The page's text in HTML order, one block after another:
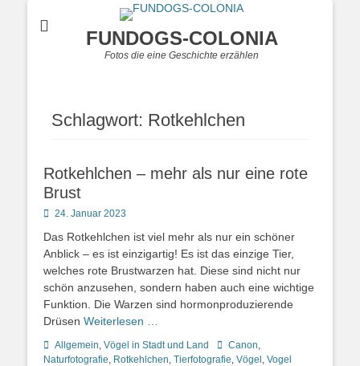
FUNDOGS-COLONIA
Fotos die eine Geschichte erzählen
Schlagwort: Rotkehlchen
Rotkehlchen – mehr als nur eine rote
Brust
Posted
24. Januar 2023
Das Rotkehlchen ist viel mehr als nur ein schöner
Anblick – es ist einzigartig! Es ist das einzige Tier,
welches rote Brustwarzen hat. Diese sind nicht nur
schön anzusehen, sondern haben auch eine wichtige
Funktion. Die Warzen sind hormonproduzierende
Drüsen Weiterlesen …
Kategorien
Allgemein, Vögel in Stadt und Land Schlagworte
Canon,
Naturfotografie, Rotkehlchen, Tierfotografie, Vögel , Vogel